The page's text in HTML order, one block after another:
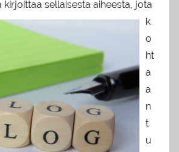
kirjoittaa sellaisesta aiheesta, jota
k
o
ht
a
a
n
t
u